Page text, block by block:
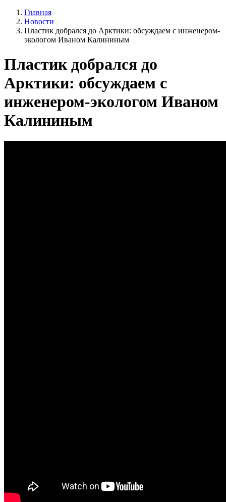
Главная
Новости
Пластик добрался до Арктики: обсуждаем с инженером-
экологом Иваном Калининым
Пластик добрался до
Арктики: обсуждаем с
инженером-экологом Иваном
Калининым